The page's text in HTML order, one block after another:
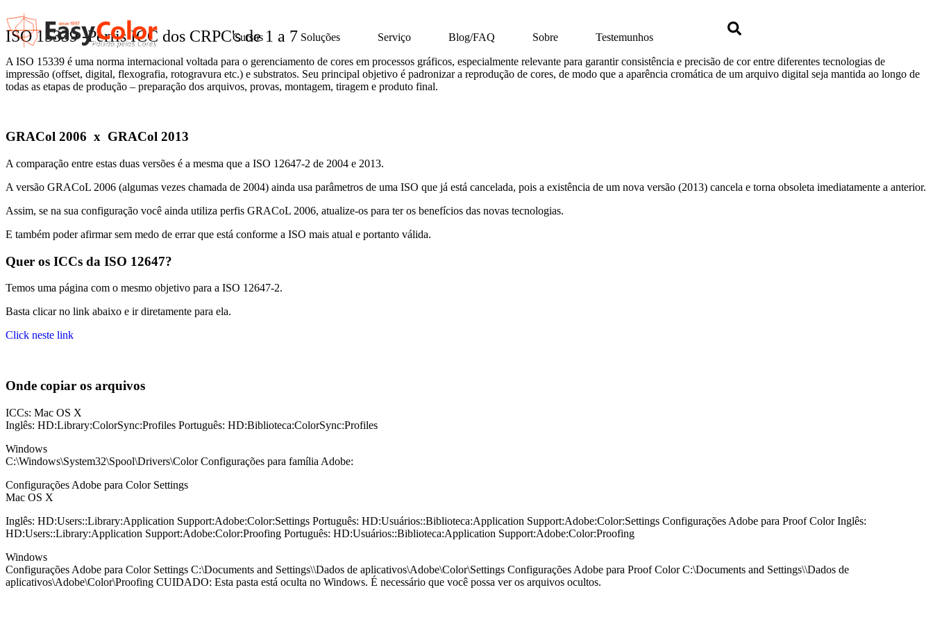
Cursos Soluções Serviço Blog/FAQ Sobre Testemunhos
ISO 15339 -Perfis ICC dos CRPC's de 1 a 7
A ISO 15339 é uma norma internacional voltada para o gerenciamento de cores em processos gráficos, especialmente relevante para garantir consistência e precisão de cor entre diferentes tecnologias de
impressão (offset, digital, flexografia, rotogravura etc.) e substratos. Seu principal objetivo é padronizar a reprodução de cores, de modo que a aparência cromática de um arquivo digital seja mantida ao longo de
todas as etapas de produção – preparação dos arquivos, provas, montagem, tiragem e produto final.
GRACol 2006 x GRACol 2013
A comparação entre estas duas versões é a mesma que a ISO 12647-2 de 2004 e 2013.
A versão GRACoL 2006 (algumas vezes chamada de 2004) ainda usa parâmetros de uma ISO que já está cancelada, pois a existência de um nova versão (2013) cancela e torna obsoleta imediatamente a anterior.
Assim, se na sua configuração você ainda utiliza perfis GRACoL 2006, atualize-os para ter os benefícios das novas tecnologias.
E também poder afirmar sem medo de errar que está conforme a ISO mais atual e portanto válida.
Quer os ICCs da ISO 12647?
Temos uma página com o mesmo objetivo para a ISO 12647-2.
Basta clicar no link abaixo e ir diretamente para ela.
Click neste link
Onde copiar os arquivos
ICCs: Mac OS X
Inglês: HD:Library:ColorSync:Profiles Português: HD:Biblioteca:ColorSync:Profiles
Windows
C:\Windows\System32\Spool\Drivers\Color Configurações para família Adobe:
Configurações Adobe para Color Settings
Mac OS X
Inglês: HD:Users::Library:Application Support:Adobe:Color:Settings Português: HD:Usuários::Biblioteca:Application Support:Adobe:Color:Settings Configurações Adobe para Proof Color Inglês:
HD:Users::Library:Application Support:Adobe:Color:Proofing Português: HD:Usuários::Biblioteca:Application Support:Adobe:Color:Proofing
Windows
Configurações Adobe para Color Settings C:\Documents and Settings\\Dados de aplicativos\Adobe\Color\Settings Configurações Adobe para Proof Color C:\Documents and Settings\\Dados de
aplicativos\Adobe\Color\Proofing CUIDADO: Esta pasta está oculta no Windows. É necessário que você possa ver os arquivos ocultos.